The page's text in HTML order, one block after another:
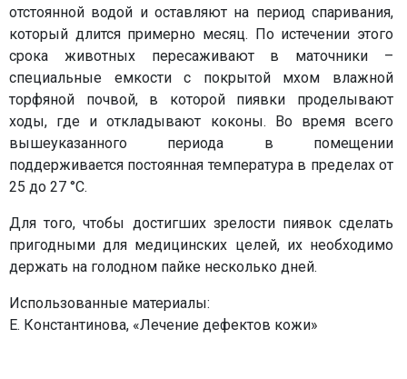
отстоянной водой и оставляют на период спаривания,
который длится примерно месяц. По истечении этого
срока животных пересаживают в маточники –
специальные емкости с покрытой мхом влажной
торфяной почвой, в которой пиявки проделывают
ходы, где и откладывают коконы. Во время всего
вышеуказанного периода в помещении
поддерживается постоянная температура в пределах от
25 до 27 °С.
Для того, чтобы достигших зрелости пиявок сделать
пригодными для медицинских целей, их необходимо
держать на голодном пайке несколько дней.
Использованные материалы:
Е. Константинова, «Лечение дефектов кожи»